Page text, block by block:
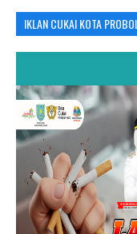
IKLAN CUKAI KOTA